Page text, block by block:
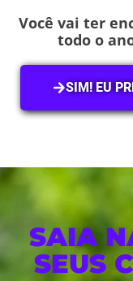
Você vai ter
todo o
SIM! EU
SAIA
SEUS